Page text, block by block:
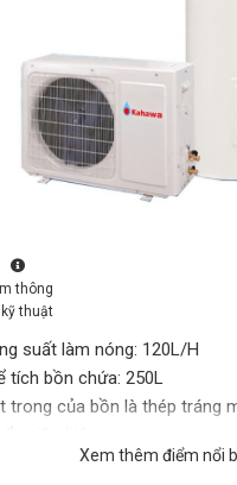
thông
thuật
suất làm nóng: 120L/H
tích bồn chứa: 250L
trong của bồn là thép tráng
bảo ôn giữa PU giữ nhiệt,
Xem thêm điểm nổi